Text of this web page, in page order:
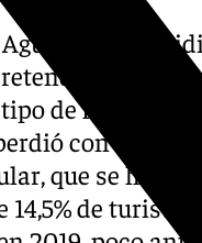
Aguilera, ha
ir a
de ferias en
con la
que se ha
14,5% de